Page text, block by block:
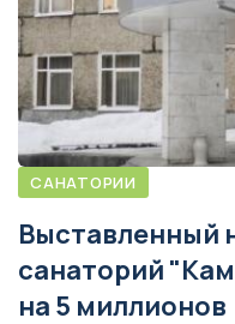
САНАТОРИИ
Выставленный
санаторий
на 5 миллионов